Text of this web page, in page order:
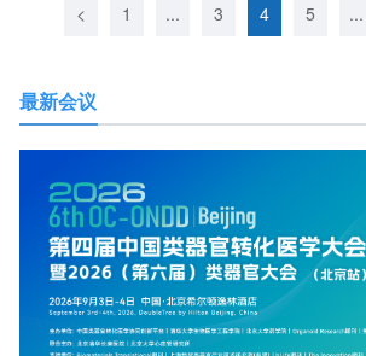
< 1 ... 3 4 5 ...
最新会议